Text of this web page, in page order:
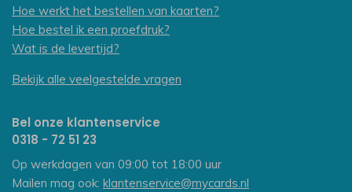
Hoe werkt het bestellen van kaarten?
Hoe bestel ik een proefdruk?
Wat is de levertijd?
Bekijk alle veelgestelde vragen
Bel onze klantenservice
0318 - 72 51 23
Op werkdagen van 09:00 tot 18:00 uur
Mailen mag ook: klantenservice@mycards.nl